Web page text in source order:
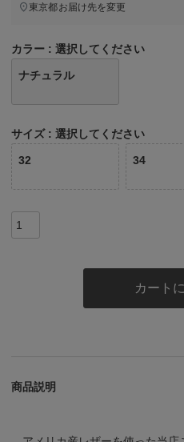
東京都お届け先を変更
カラー 選択してください
ナチュラル
サイズ 選択してください
32 34
カート
商品説明